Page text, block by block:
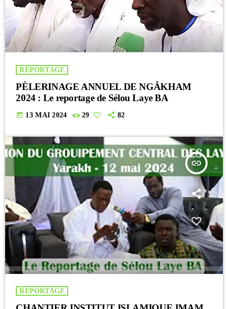
REPORTAGE
PÈLERINAGE ANNUEL DE NGÂKHAM
2024 : Le reportage de Sélou Laye BA
today 13 MAI 2024 29 82
insert_link
REPORTAGE